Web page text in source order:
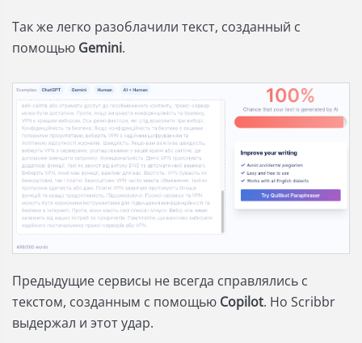
Так же легко разоблачили текст, созданный с
помощью Gemini.
Предыдущие сервисы не всегда справлялись с
текстом, созданным с помощью Copilot. Но Scribbr
выдержал и этот удар.